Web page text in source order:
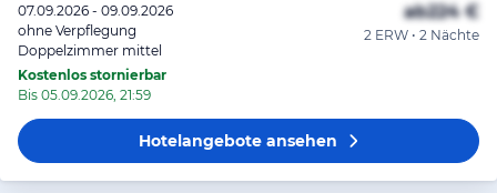
07.09.2026 - 09.09.2026
ohne Verpflegung
Doppelzimmer mittel
Kostenlos stornierbar
Bis 05.09.2026, 21:59
ab224 €
2 ERW • 2 Nächte
Hotelangeboteansehen